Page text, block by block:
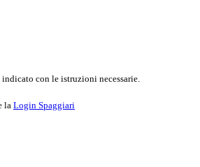
con le istruzioni necessarie.
la Login Spaggiari